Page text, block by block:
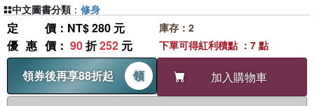
定價 ：NT$ 280 元
優惠價 ： 90折252 元
領券後再享88折起
領 加入購物車
庫存：2
下單可得紅利積點 ：7 點
中文圖書分類 ： 修身